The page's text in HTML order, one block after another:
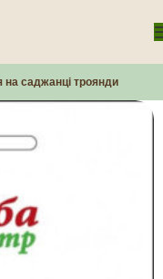
саджанці троянди